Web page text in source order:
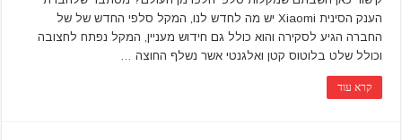
הענק הסינית Xiaomi יש מה לחדש לנו, המקל סלפי החדש של של
החברה הגיע לסקירה והוא כולל גם חידוש מעניין, המקל נפתח לחצובה
וכולל שלט בלוטוס קטן ואלגנטי אשר נשלף החוצה …
קרא עוד